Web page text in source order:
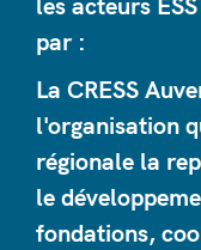
par :
La CRESS
l'organisation
régionale la
le
fondations,